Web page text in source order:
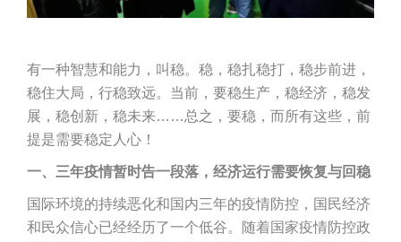
有一种智慧和能力，叫稳。稳，稳扎稳打，稳步前进，
稳住大局，行稳致远。当前，要稳生产，稳经济，稳发
展，稳创新，稳未来……总之，要稳，而所有这些，前
提是需要稳定人心！
一、三年疫情暂时告一段落，经济运行需要恢复与回稳
国际环境的持续恶化和国内三年的疫情防控，国民经济
和民众信心已经经历了一个低谷。随着国家疫情防控政